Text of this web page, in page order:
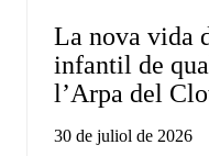
La nova vida
infantil de
l’Arpa del
30 de juliol de 2026